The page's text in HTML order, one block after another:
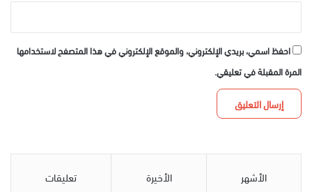
احفظ اسمي، بريدي الإلكتروني، والموقع الإلكتروني في هذا المتصفح لاستخدامها
المرة المقبلة في تعليقي.
الأشهر الأخيرة تعليقات